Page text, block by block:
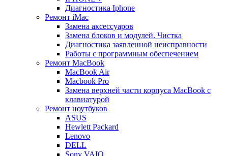
Диагностика Iphone
Ремонт iMac
Замена аксессуаров
Замена блоков и модулей. Чистка
Диагностика заявленной неисправности
Работы с программным обеспечением
Ремонт MacBook
MacBook Air
Macbook Pro
Замена верхней части корпуса MacBook с
клавиатурой
Ремонт ноутбуков
ASUS
Hewlett Packard
Lenovo
DELL
Sony VAIO